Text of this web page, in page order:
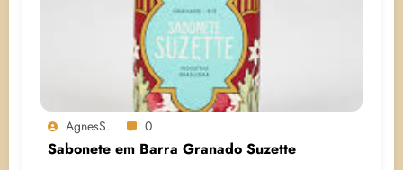
AgnesS. 0
Sabonete em Barra Granado Suzette